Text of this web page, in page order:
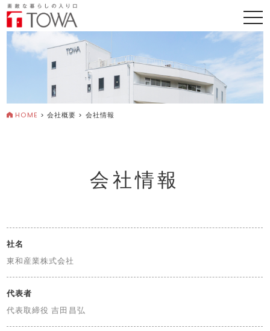
HOME > 会社概要 > 会社情報
会社情報
社名
東和産業株式会社
代表者
代表取締役 吉田昌弘